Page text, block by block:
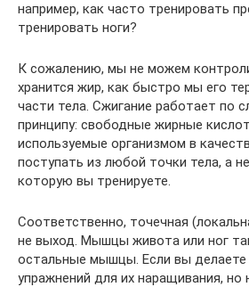
например, как часто тренировать
тренировать ноги?
К сожалению, мы не можем
хранится жир, как быстро мы его
части тела. Сжигание работает по
принципу: свободные жирные
используемые организмом в
поступать из любой точки тела, а
которую вы тренируете.
Соответственно, точечная
не выход. Мышцы живота или ног
остальные мышцы. Если вы
упражнений для их наращивания,